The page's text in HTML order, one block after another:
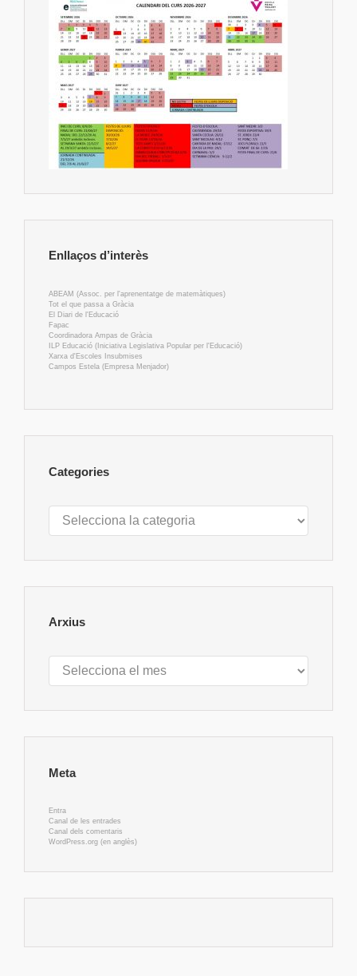
Enllaços d’interès
ABEAM (Assoc. per l'aprenentatge de matemàtiques)
Tot el que passa a Gràcia
El Diari de l'Educació
Fapac
Coordinadora Ampas de Gràcia
ILP Educació (Iniciativa Legislativa Popular per l'Educació)
Xarxa d'Escoles Insubmises
Campos Estela (Empresa Menjador)
Categories
Categories
Arxius
Arxius
Meta
Entra
Canal de les entrades
Canal dels comentaris
WordPress.org (en anglès)